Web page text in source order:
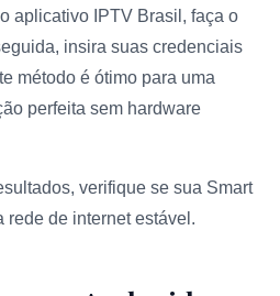
aplicativo IPTV Brasil, faça o
insira suas credenciais
método é ótimo para uma
perfeita sem hardware
verifique se sua Smart
rede de internet estável.